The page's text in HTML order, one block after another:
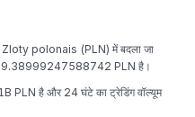
Zloty polonais (PLN) में बदला जा
PLN है।
PLN है और 24 घंटे का ट्रेडिंग वॉल्यूम